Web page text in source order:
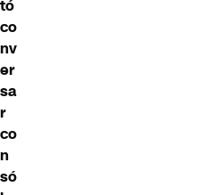
tó
co
nv
er
sa
r
co
n
só